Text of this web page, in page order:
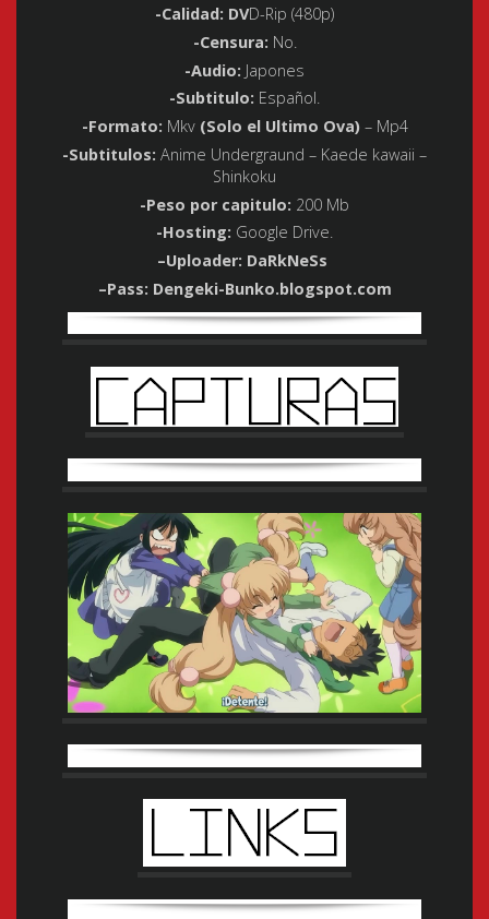
-Calidad: DVD-Rip (480p)
-Censura: No.
-Audio: Japones
-Subtitulo: Español.
-Formato: Mkv (Solo el Ultimo Ova)– Mp4
-Subtitulos: Anime Undergraund – Kaede kawaii –
Shinkoku
-Peso por capitulo: 200 Mb
-Hosting: Google Drive.
–Uploader: DaRkNeSs
–Pass: Dengeki-Bunko.blogspot.com